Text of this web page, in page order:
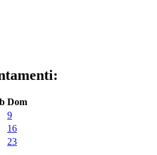
Dom
9
16
23